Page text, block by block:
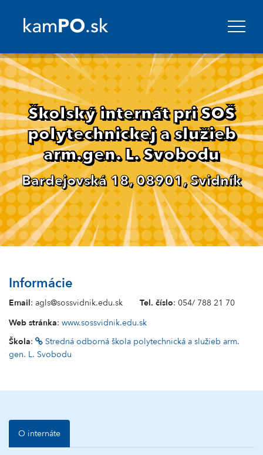
Školský internát pri SOŠ
polytechnickej a služieb
arm.gen. L. Svobodu
Bardejovská 18, 08901, Svidník
Informácie
Email: agls@sossvidnik.edu.sk Tel. číslo: 054/ 788 21 70
Web stránka: www.sossvidnik.edu.sk
Škola:
Stredná odborná škola polytechnická a služieb arm.
gen. L. Svobodu
O internáte